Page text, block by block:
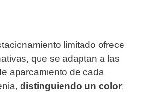
limitado ofrece
que se adaptan a las
aparcamiento de cada
distinguiendo un color: